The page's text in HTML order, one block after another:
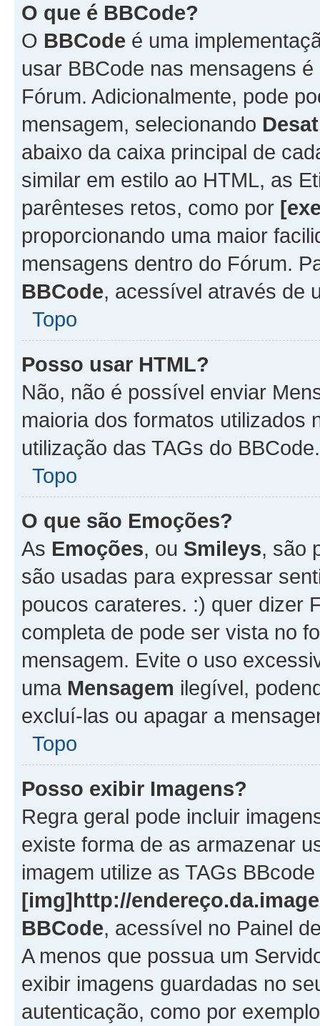
O que é BBCode?
O BBCode é uma
usar BBCode nas mensagens
Fórum. Adicionalmente, pode
mensagem, selecionando
abaixo da caixa principal de
similar em estilo ao HTML, as
parênteses retos, como por
proporcionando uma maior
mensagens dentro do Fórum.
BBCode, acessível através de
Topo
Posso usar HTML?
Não, não é possível enviar
maioria dos formatos utilizados
utilização das TAGs do BBCode.
Topo
O que são Emoções?
As Emoções, ou Smileys, são
são usadas para expressar
poucos carateres. :) quer dizer
completa de pode ser vista no
mensagem. Evite o uso
uma Mensagem ilegível,
excluí-las ou apagar a
Topo
Posso exibir Imagens?
Regra geral pode incluir
existe forma de as armazenar
imagem utilize as TAGs BBcode
[img]http://
BBCode, acessível no Painel
A menos que possua um
exibir imagens guardadas no
autenticação, como por